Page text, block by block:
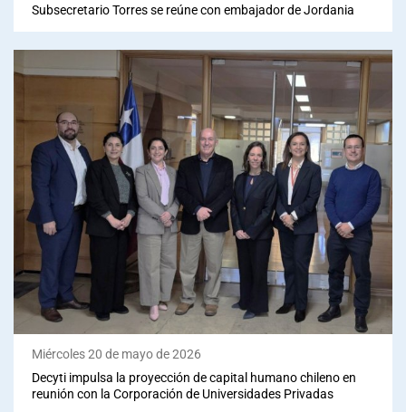
Subsecretario Torres se reúne con embajador de Jordania
Miércoles 20 de mayo de 2026
Decyti impulsa la proyección de capital humano chileno en
reunión con la Corporación de Universidades Privadas